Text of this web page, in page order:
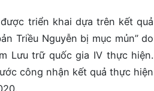
triển khai dựa trên kết quả
Triều Nguyễn bị mục mủn” do
Lưu trữ quốc gia IV thực hiện.
công nhận kết quả thực hiện